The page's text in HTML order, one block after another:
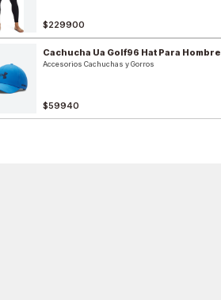
$229900
Cachucha Ua Golf96 Hat Para Hombre
Accesorios Cachuchas y Gorros
$59940